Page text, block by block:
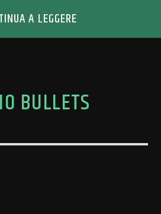
A LEGGERE
BULLETS